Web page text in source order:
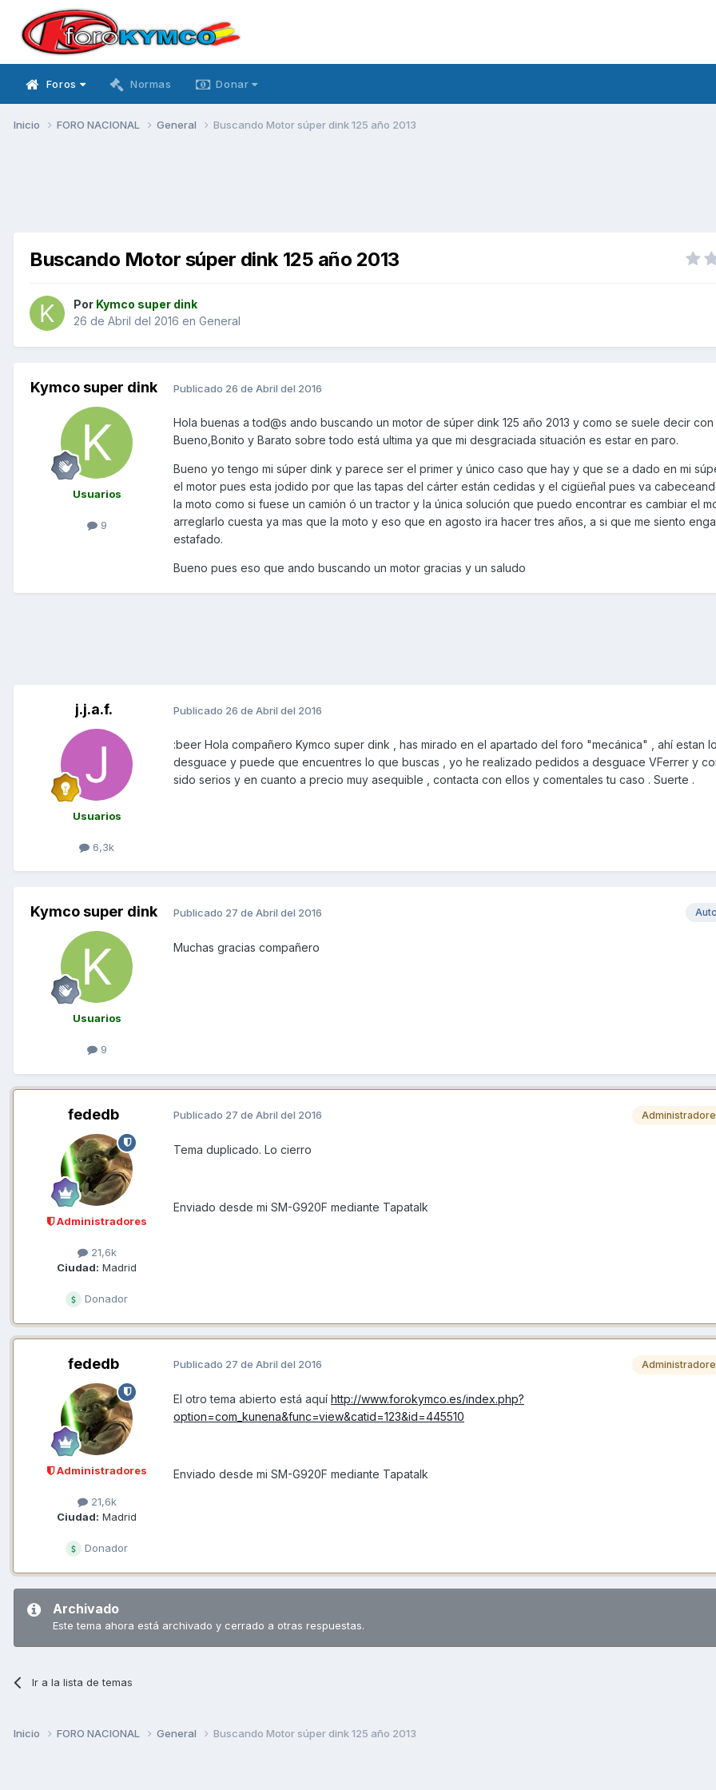
Foros Normas Donar
Inicio FORO NACIONAL General Buscando Motor súper dink 125 año 2013
Buscando Motor súper dink 125 año 2013
Por Kymco super dink
26 de Abril del 2016 en General
Kymco super dink
Usuarios
9
Publicado 26 de Abril del 2016
Hola buenas a tod@s ando buscando un motor de súper dink 125 año 2013 y como se suele decir con
Bueno,Bonito y Barato sobre todo está ultima ya que mi desgraciada situación es estar en paro.
Bueno yo tengo mi súper dink y parece ser el primer y único caso que hay y que se a dado en mi
el motor pues esta jodido por que las tapas del cárter están cedidas y el cigüeñal pues va
la moto como si fuese un camión ó un tractor y la única solución que puedo encontrar es cambiar el
arreglarlo cuesta ya mas que la moto y eso que en agosto ira hacer tres años, a si que me siento
estafado.
Bueno pues eso que ando buscando un motor gracias y un saludo
j.j.a.f.
Usuarios
6,3k
Publicado 26 de Abril del 2016
:beer Hola compañero Kymco super dink , has mirado en el apartado del foro "mecánica" , ahí estan
desguace y puede que encuentres lo que buscas , yo he realizado pedidos a desguace VFerrer y
sido serios y en cuanto a precio muy asequible , contacta con ellos y comentales tu caso . Suerte .
Kymco super dink
Usuarios
9
Publicado 27 de Abril del 2016
Muchas gracias compañero
fededb
Administradores
21,6k
Ciudad: Madrid
Donador
Publicado 27 de Abril del 2016
Tema duplicado. Lo cierro
Enviado desde mi SM-G920F mediante Tapatalk
fededb
Administradores
21,6k
Ciudad: Madrid
Donador
Publicado 27 de Abril del 2016
El otro tema abierto está aquí http://www.forokymco.es/index.php?
option=com_kunena&func=view&catid=123&id=445510
Enviado desde mi SM-G920F mediante Tapatalk
Archivado
Este tema ahora está archivado y cerrado a otras respuestas.
Ir a la lista de temas
Inicio FORO NACIONAL General Buscando Motor súper dink 125 año 2013